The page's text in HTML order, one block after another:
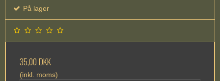
På lager
35,00 DKK
(inkl. moms)